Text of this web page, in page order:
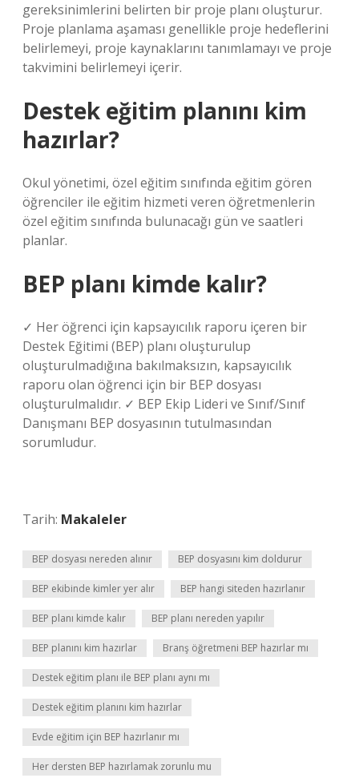
gereksinimlerini belirten bir proje planı oluşturur.
Proje planlama aşaması genellikle proje hedeflerini
belirlemeyi, proje kaynaklarını tanımlamayı ve proje
takvimini belirlemeyi içerir.
Destek eğitim planını kim
hazırlar?
Okul yönetimi, özel eğitim sınıfında eğitim gören
öğrenciler ile eğitim hizmeti veren öğretmenlerin
özel eğitim sınıfında bulunacağı gün ve saatleri
planlar.
BEP planı kimde kalır?
✓ Her öğrenci için kapsayıcılık raporu içeren bir
Destek Eğitimi (BEP) planı oluşturulup
oluşturulmadığına bakılmaksızın, kapsayıcılık
raporu olan öğrenci için bir BEP dosyası
oluşturulmalıdır. ✓ BEP Ekip Lideri ve Sınıf/Sınıf
Danışmanı BEP dosyasının tutulmasından
sorumludur.
Tarih: Makaleler
BEP dosyası nereden alınır BEP dosyasını kim doldurur
BEP ekibinde kimler yer alır BEP hangi siteden hazırlanır
BEP planı kimde kalır BEP planı nereden yapılır
BEP planını kim hazırlar Branş öğretmeni BEP hazırlar mı
Destek eğitim planı ile BEP planı aynı mı
Destek eğitim planını kim hazırlar
Evde eğitim için BEP hazırlanır mı
Her dersten BEP hazırlamak zorunlu mu